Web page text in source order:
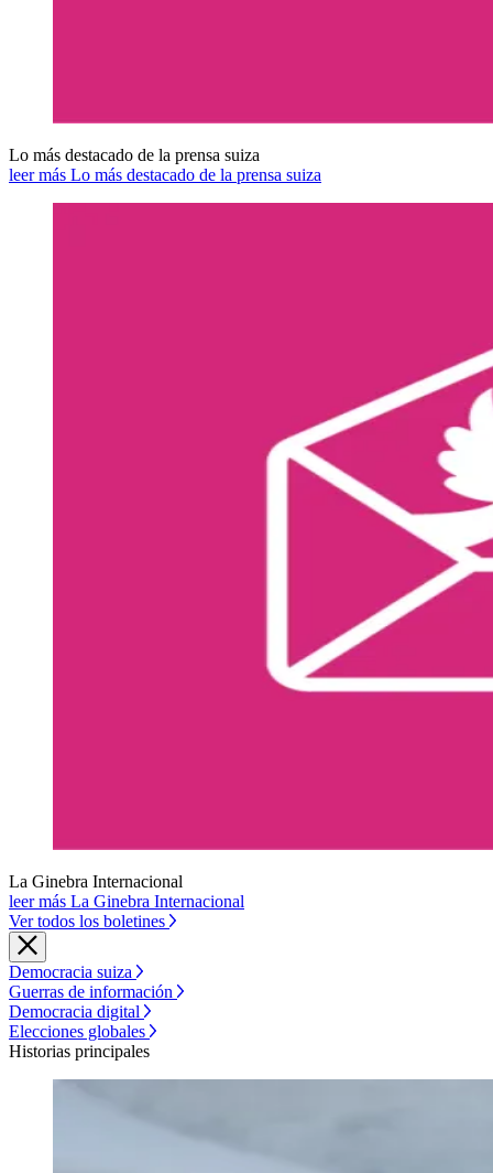
Lo más destacado de la prensa suiza
leer más Lo más destacado de la prensa suiza
La Ginebra Internacional
leer más La Ginebra Internacional
Ver todos los boletines
Democracia suiza
Guerras de información
Democracia digital
Elecciones globales
Historias principales